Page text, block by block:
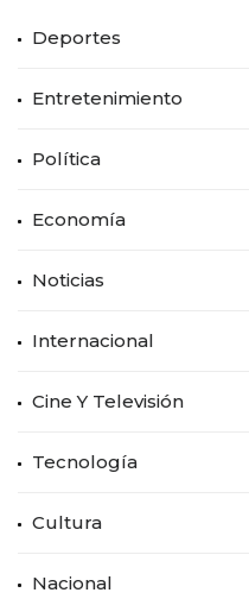
Deportes
Entretenimiento
Política
Economía
Noticias
Internacional
Cine Y Televisión
Tecnología
Cultura
Nacional